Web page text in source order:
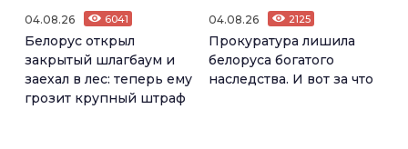
04.08.26 6041
Белорус открыл
закрытый шлагбаум и
заехал в лес: теперь ему
грозит крупный штраф
04.08.26 2125
Прокуратура лишила
белоруса богатого
наследства. И вот за что